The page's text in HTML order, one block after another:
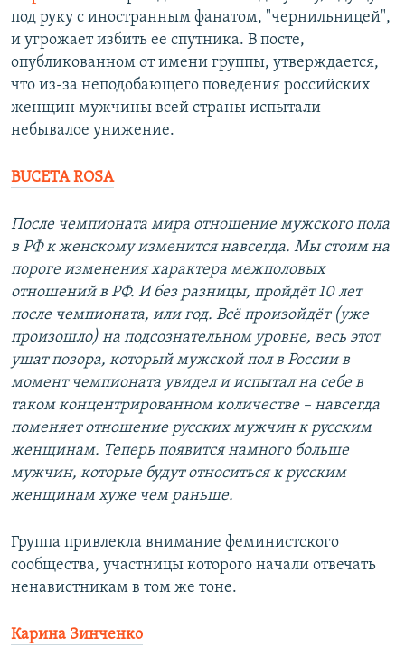
под руку с иностранным фанатом, "чернильницей",
и угрожает избить ее спутника. В посте,
опубликованном от имени группы, утверждается,
что из-за неподобающего поведения российских
женщин мужчины всей страны испытали
небывалое унижение.
BUCETA ROSA
После чемпионата мира отношение мужского пола
в РФ к женскому изменится навсегда. Мы стоим на
пороге изменения характера межполовых
отношений в РФ. И без разницы, пройдёт 10 лет
после чемпионата, или год. Всё произойдёт (уже
произошло) на подсознательном уровне, весь этот
ушат позора, который мужской пол в России в
момент чемпионата увидел и испытал на себе в
таком концентрированном количестве – навсегда
поменяет отношение русских мужчин к русским
женщинам. Теперь появится намного больше
мужчин, которые будут относиться к русским
женщинам хуже чем раньше.
Группа привлекла внимание феминистского
сообщества, участницы которого начали отвечать
ненавистникам в том же тоне.
Карина Зинченко